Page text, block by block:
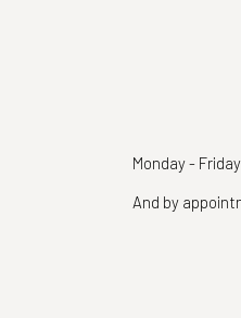
Monday -
And by